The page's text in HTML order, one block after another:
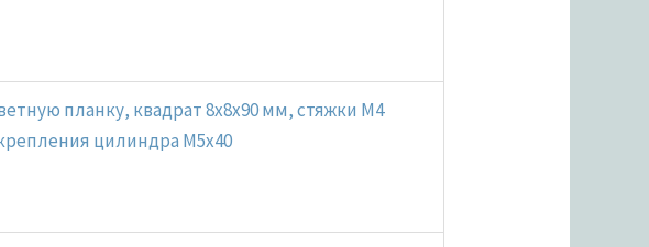
планку, квадрат 8x8x90 мм, стяжки M4
цилиндра M5x40